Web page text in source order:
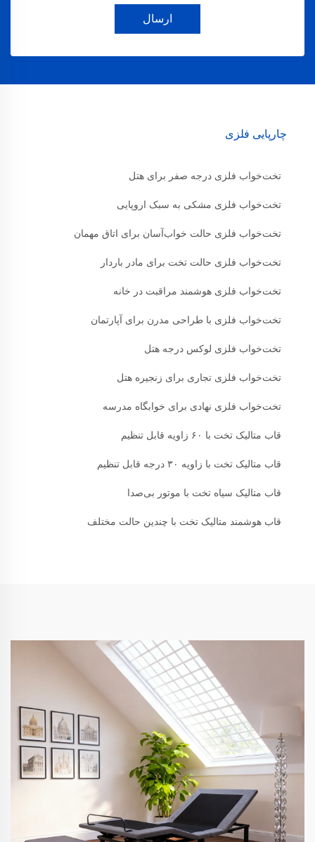
ارسال
چارپایی فلزی
تخت‌خواب فلزی درجه صفر برای هتل
تخت‌خواب فلزی مشکی به سبک اروپایی
تخت‌خواب فلزی حالت خواب‌آسان برای اتاق مهمان
تخت‌خواب فلزی حالت تخت برای مادر باردار
تخت‌خواب فلزی هوشمند مراقبت در خانه
تخت‌خواب فلزی با طراحی مدرن برای آپارتمان
تخت‌خواب فلزی لوکس درجه هتل
تخت‌خواب فلزی تجاری برای زنجیره هتل
تخت‌خواب فلزی نهادی برای خوابگاه مدرسه
قاب متالیک تخت با ۶۰ زاویه قابل تنظیم
قاب متالیک تخت با زاویه ۳۰ درجه قابل تنظیم
قاب متالیک سیاه تخت با موتور بی‌صدا
قاب هوشمند متالیک تخت با چندین حالت مختلف